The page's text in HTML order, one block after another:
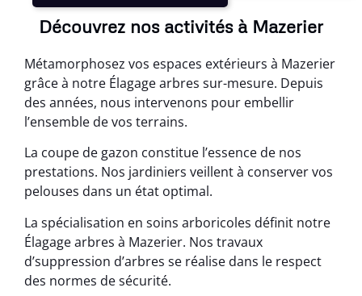
Découvrez nos activités à Mazerier
Métamorphosez vos espaces extérieurs à Mazerier
grâce à notre Élagage arbres sur-mesure. Depuis
des années, nous intervenons pour embellir
l’ensemble de vos terrains.
La coupe de gazon constitue l’essence de nos
prestations. Nos jardiniers veillent à conserver vos
pelouses dans un état optimal.
La spécialisation en soins arboricoles définit notre
Élagage arbres à Mazerier. Nos travaux
d’suppression d’arbres se réalise dans le respect
des normes de sécurité.